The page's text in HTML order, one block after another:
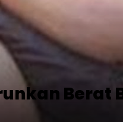
Berat